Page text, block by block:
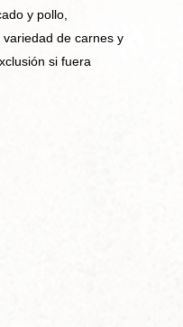
y pollo,
de carnes y
si fuera